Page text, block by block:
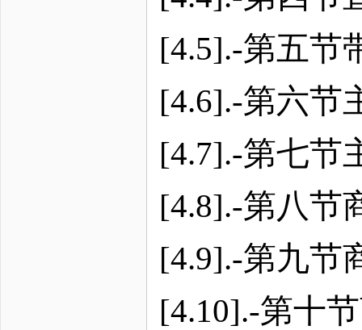
[4.5].-第五节
[4.6].-第六节
[4.7].-第七节
[4.8].-第八节
[4.9].-第九节
[4.10].-第十